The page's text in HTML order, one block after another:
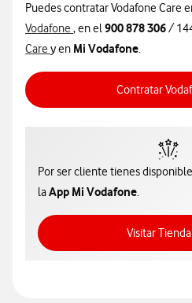
Puedes contratar Vodafone Care
Vodafone , en el900 878 306/
Care y en Mi Vodafone.
Contratar
Por ser cliente tienes
laApp Mi Vodafone.
Visitar